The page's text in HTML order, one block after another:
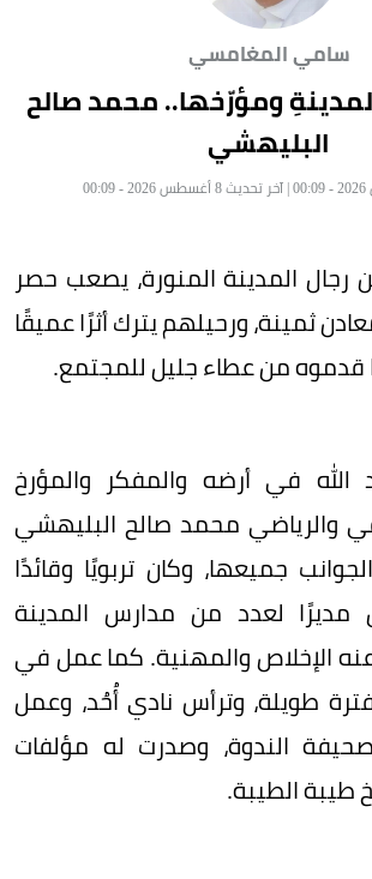
سامي المغامسي
ومؤرّخها.. محمد صالح
البليهشي
رجال المدينة المنورة، يصعب حصر
ثمينة، ورحيلهم يترك أثرًا عميقًا
من عطاء جليل للمجتمع.
في أرضه والمفكر والمؤرخ
والرياضي محمد صالح البليهشي
جميعها، وكان تربويًا وقائدًا
مديرًا لعدد من مدارس المدينة
الإخلاص والمهنية. كما عمل في
طويلة، وترأس نادي أُحُد، وعمل
الندوة، وصدرت له مؤلفات
طيبة الطيبة.